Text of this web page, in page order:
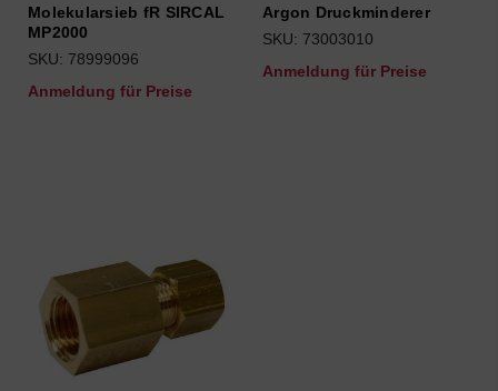
Molekularsieb fR SIRCAL
MP2000
SKU: 78999096
Anmeldung für Preise
Argon Druckminderer
SKU: 73003010
Anmeldung für Preise